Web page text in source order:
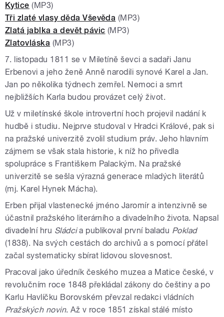
Kytice (MP3)
Tři zlaté vlasy děda Vševěda (MP3)
Zlatá jablka a devět pávic (MP3)
Zlatovláska (MP3)
7. listopadu 1811 se v Miletíně ševci a sadaři Janu
Erbenovi a jeho ženě Anně narodili synové Karel a Jan.
Jan po několika týdnech zemřel. Nemoci a smrt
nejbližších Karla budou provázet celý život.
Už v miletínské škole introvertní hoch projevil nadání k
hudbě i studiu. Nejprve studoval v Hradci Králové, pak si
na pražské univerzitě zvolil studium práv. Jeho hlavním
zájmem se však stala historie, k níž ho přivedla
spolupráce s Františkem Palackým. Na pražské
univerzitě se sešla výrazná generace mladých literátů
(mj. Karel Hynek Mácha).
Erben přijal vlastenecké jméno Jaromír a intenzivně se
účastnil pražského literárního a divadelního života. Napsal
divadelní hru Sládcia publikoval první baladu Poklad
(1838). Na svých cestách do archivů a s pomocí přátel
začal systematicky sbírat lidovou slovesnost.
Pracoval jako úředník českého muzea a Matice české, v
revolučním roce 1848 překládal zákony do češtiny a po
Karlu Havlíčku Borovském převzal redakci vládních
Pražských novin. Až v roce 1851 získal stálé místo